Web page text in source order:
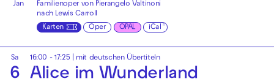
Jan
Familienoper von Pierangelo Valtinoni
nach Lewis Carroll
Karten
Oper OPAL iCal
Sa
6
16:00 - 17:25 mit deutschen Übertiteln
Alice im Wunderland